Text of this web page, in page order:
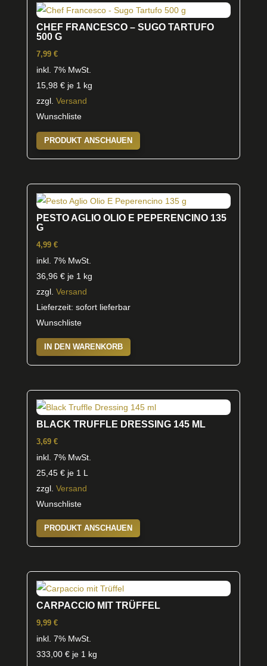
CHEF FRANCESCO – SUGO TARTUFO
500 G
7,99 €
inkl. 7% MwSt.
15,98 €je 1 kg
zzgl. Versand
Wunschliste
PRODUKT ANSCHAUEN
PESTO AGLIO OLIO E PEPERENCINO 135
G
4,99 €
inkl. 7% MwSt.
36,96 €je 1 kg
zzgl. Versand
Lieferzeit: sofort lieferbar
Wunschliste
IN DEN WARENKORB
BLACK TRUFFLE DRESSING 145 ML
3,69 €
inkl. 7% MwSt.
25,45 €je 1 L
zzgl. Versand
Wunschliste
PRODUKT ANSCHAUEN
CARPACCIO MIT TRÜFFEL
9,99 €
inkl. 7% MwSt.
333,00 €je 1 kg